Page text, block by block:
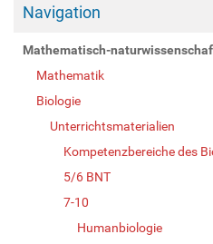
Navigation
Mathematisch-
Mathematik
Biologie
Unterrichtsmaterialien
Kompetenzbereiche des
5/6 BNT
7-10
Humanbiologie